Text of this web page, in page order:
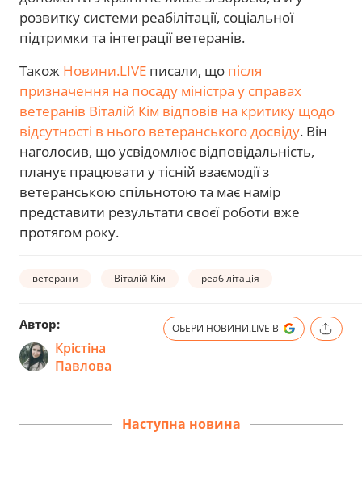
розвитку системи реабілітації, соціальної
підтримки та інтеграції ветеранів.
Також Новини.LIVE писали, що після
призначення на посаду міністра у справах
ветеранів Віталій Кім відповів на критику щодо
відсутності в нього ветеранського досвіду. Він
наголосив, що усвідомлює відповідальність,
планує працювати у тісній взаємодії з
ветеранською спільнотою та має намір
представити результати своєї роботи вже
протягом року.
ветерани Віталій Кім реабілітація
Автор:
Крістіна
Павлова
ОБЕРИ НОВИНИ.LIVE В
Наступна новина